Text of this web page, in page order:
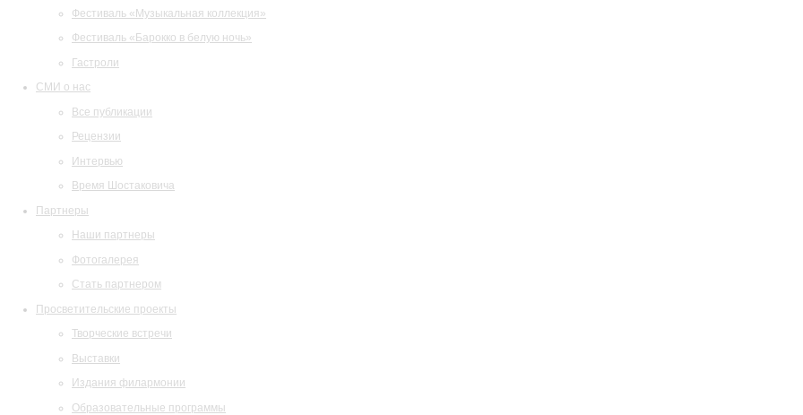
Фестиваль «Музыкальная коллекция»
Фестиваль «Барокко в белую ночь»
Гастроли
СМИ о нас
Все публикации
Рецензии
Интервью
Время Шостаковича
Партнеры
Наши партнеры
Фотогалерея
Стать партнером
Просветительские проекты
Творческие встречи
Выставки
Издания филармонии
Образовательные программы